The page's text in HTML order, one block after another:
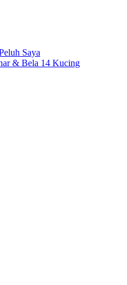
Saya
& Bela 14 Kucing